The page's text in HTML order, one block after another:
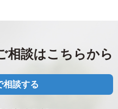
相談はこちらから
相談する